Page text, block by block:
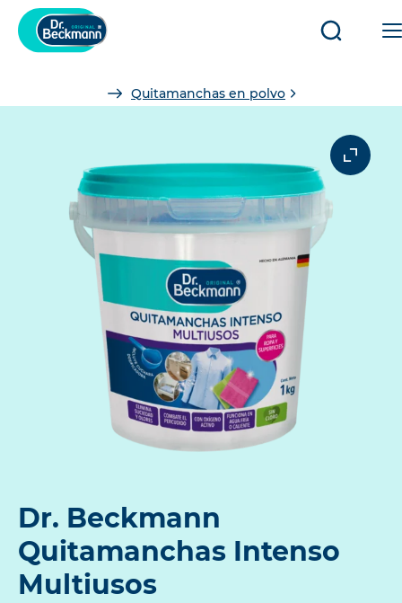
Abrir/
Quitamanchas en polvo
Dr. Beckmann
Quitamanchas Intenso
Multiusos